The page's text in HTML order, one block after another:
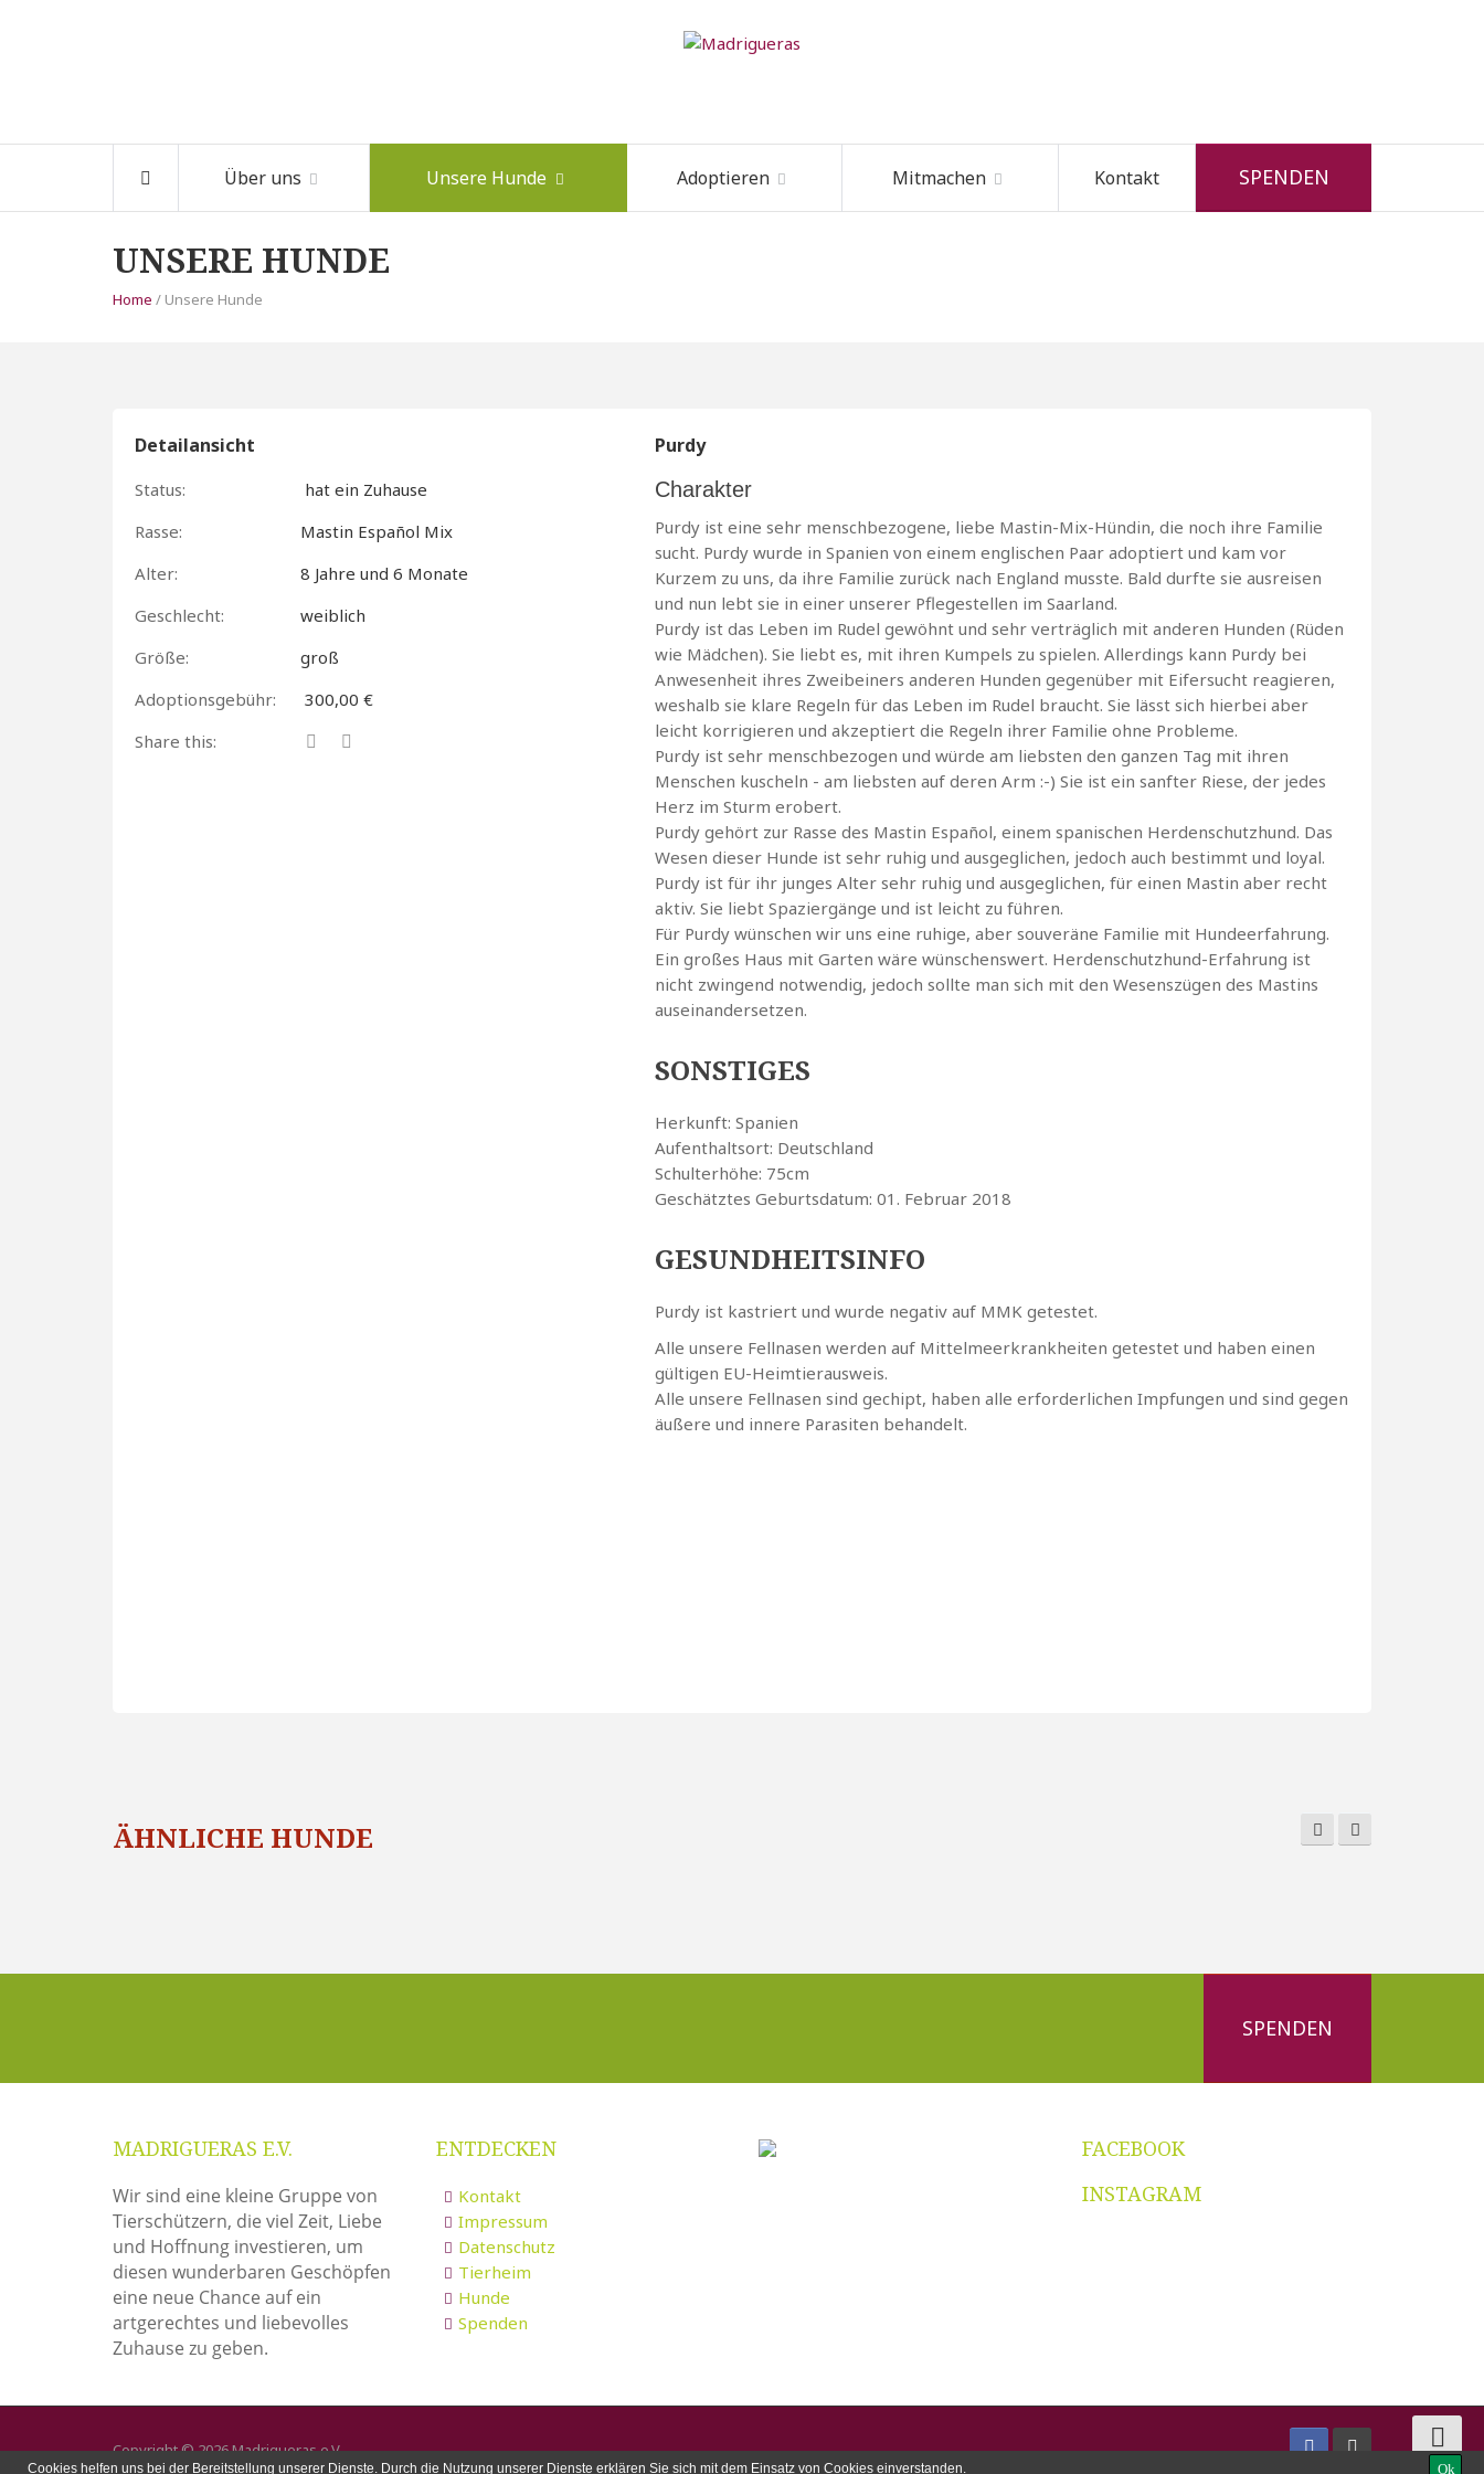
Über uns Unsere Hunde Adoptieren Mitmachen Kontakt SPENDEN
UNSERE HUNDE
Home / Unsere Hunde
Detailansicht
Status:
hat ein Zuhause
Rasse:
Mastin Español Mix
Alter:
8 Jahre und 6 Monate
Geschlecht:
weiblich
Größe:
groß
Adoptionsgebühr:
300,00 €
Share this:
Purdy
Charakter
Purdy ist eine sehr menschbezogene, liebe Mastin-Mix-Hündin, die noch ihre Familie
sucht. Purdy wurde in Spanien von einem englischen Paar adoptiert und kam vor
Kurzem zu uns, da ihre Familie zurück nach England musste. Bald durfte sie ausreisen
und nun lebt sie in einer unserer Pflegestellen im Saarland.
Purdy ist das Leben im Rudel gewöhnt und sehr verträglich mit anderen Hunden (Rüden
wie Mädchen). Sie liebt es, mit ihren Kumpels zu spielen. Allerdings kann Purdy bei
Anwesenheit ihres Zweibeiners anderen Hunden gegenüber mit Eifersucht reagieren,
weshalb sie klare Regeln für das Leben im Rudel braucht. Sie lässt sich hierbei aber
leicht korrigieren und akzeptiert die Regeln ihrer Familie ohne Probleme.
Purdy ist sehr menschbezogen und würde am liebsten den ganzen Tag mit ihren
Menschen kuscheln - am liebsten auf deren Arm :-) Sie ist ein sanfter Riese, der jedes
Herz im Sturm erobert.
Purdy gehört zur Rasse des Mastin Español, einem spanischen Herdenschutzhund. Das
Wesen dieser Hunde ist sehr ruhig und ausgeglichen, jedoch auch bestimmt und loyal.
Purdy ist für ihr junges Alter sehr ruhig und ausgeglichen, für einen Mastin aber recht
aktiv. Sie liebt Spaziergänge und ist leicht zu führen.
Für Purdy wünschen wir uns eine ruhige, aber souveräne Familie mit Hundeerfahrung.
Ein großes Haus mit Garten wäre wünschenswert. Herdenschutzhund-Erfahrung ist
nicht zwingend notwendig, jedoch sollte man sich mit den Wesenszügen des Mastins
auseinandersetzen.
SONSTIGES
Herkunft: Spanien
Aufenthaltsort: Deutschland
Schulterhöhe: 75cm
Geschätztes Geburtsdatum: 01. Februar 2018
GESUNDHEITSINFO
Purdy ist kastriert und wurde negativ auf MMK getestet.
Alle unsere Fellnasen werden auf Mittelmeerkrankheiten getestet und haben einen
gültigen EU-Heimtierausweis.
Alle unsere Fellnasen sind gechipt, haben alle erforderlichen Impfungen und sind gegen
äußere und innere Parasiten behandelt.
ÄHNLICHE HUNDE
SPENDEN
MADRIGUERAS E.V.
Wir sind eine kleine Gruppe von
Tierschützern, die viel Zeit, Liebe
und Hoffnung investieren, um
diesen wunderbaren Geschöpfen
eine neue Chance auf ein
artgerechtes und liebevolles
Zuhause zu geben.
ENTDECKEN
Kontakt
Impressum
Datenschutz
Tierheim
Hunde
Spenden
FACEBOOK
INSTAGRAM
Copyright © 2026 Madrigueras e.V.